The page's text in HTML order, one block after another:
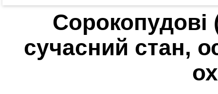
сучасний стан,